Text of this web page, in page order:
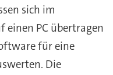
sich im
einen PC übertragen
für eine
Die